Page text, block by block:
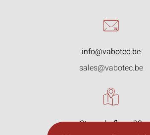
info@vabotec.be
sales@vabotec.be
Starrenhoflaan 33